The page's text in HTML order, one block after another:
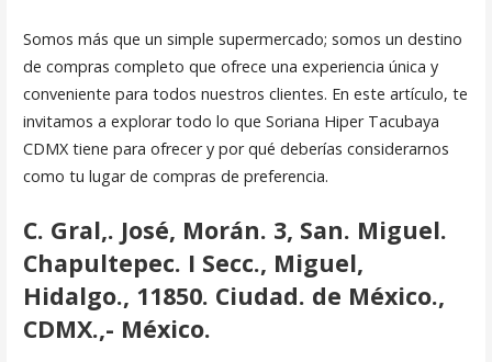
Somos más que un simple supermercado; somos un destino
de compras completo que ofrece una experiencia única y
conveniente para todos nuestros clientes. En este artículo, te
invitamos a explorar todo lo que Soriana Hiper Tacubaya
CDMX tiene para ofrecer y por qué deberías considerarnos
como tu lugar de compras de preferencia.
C. Gral,. José, Morán. 3, San. Miguel.
Chapultepec. I Secc., Miguel,
Hidalgo., 11850. Ciudad. de México.,
CDMX.,- México.